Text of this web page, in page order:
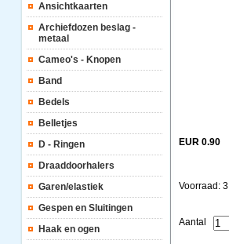
Ansichtkaarten
Archiefdozen beslag -
metaal
Cameo's - Knopen
Band
Bedels
Belletjes
D - Ringen
Draaddoorhalers
Garen/elastiek
Gespen en Sluitingen
Haak en ogen
EUR 0.90
Voorraad: 3
Aantal